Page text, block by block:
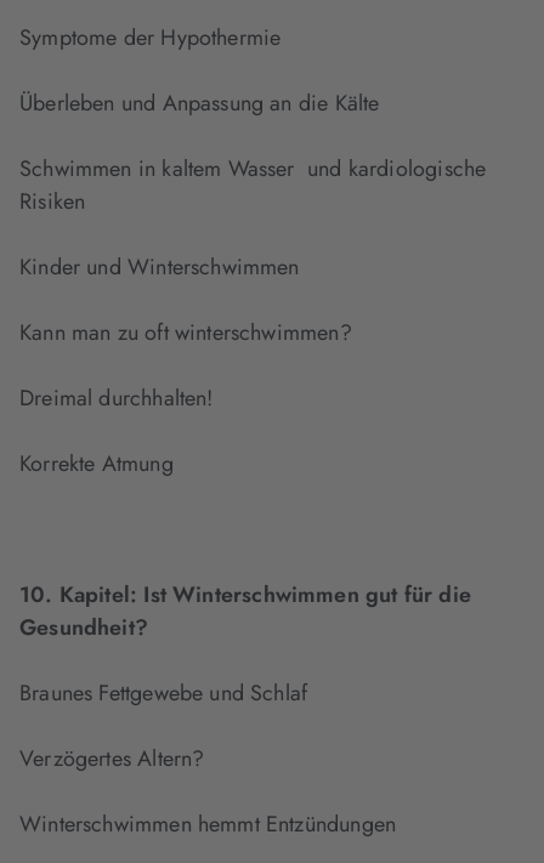
Symptome der Hypothermie
Überleben und Anpassung an die Kälte
Schwimmen in kaltem Wasser und kardiologische
Risiken
Kinder und Winterschwimmen
Kann man zu oft winterschwimmen?
Dreimal durchhalten!
Korrekte Atmung
10. Kapitel: Ist Winterschwimmen gut für die
Gesundheit?
Braunes Fettgewebe und Schlaf
Verzögertes Altern?
Winterschwimmen hemmt Entzündungen